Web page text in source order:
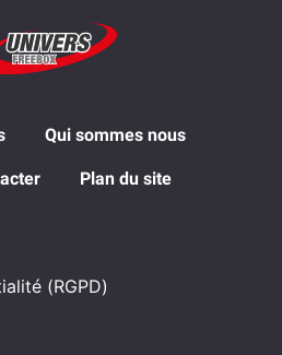
Qui sommes nous
Plan du site
(RGPD)